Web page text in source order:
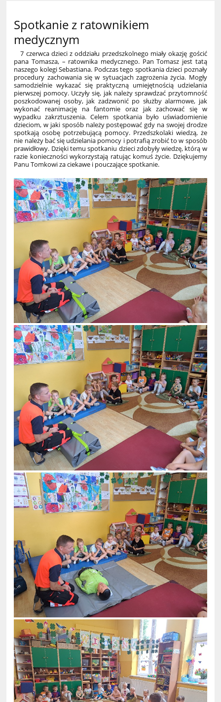
Spotkanie z ratownikiem
medycznym
7 czerwca dzieci z oddziału przedszkolnego miały okazję gościć
pana Tomasza, – ratownika medycznego. Pan Tomasz jest tatą
naszego kolegi Sebastiana. Podczas tego spotkania dzieci poznały
procedury zachowania się w sytuacjach zagrożenia życia. Mogły
samodzielnie wykazać się praktyczną umiejętnością udzielania
pierwszej pomocy. Uczyły się, jak należy sprawdzać przytomność
poszkodowanej osoby, jak zadzwonić po służby alarmowe, jak
wykonać reanimację na fantomie oraz jak zachować się w
wypadku zakrztuszenia. Celem spotkania było uświadomienie
dzieciom, w jaki sposób należy postępować gdy na swojej drodze
spotkają osobę potrzebującą pomocy. Przedszkolaki wiedzą, że
nie należy bać się udzielania pomocy i potrafią zrobić to w sposób
prawidłowy. Dzięki temu spotkaniu dzieci zdobyły wiedzę, którą w
razie konieczności wykorzystają ratując komuś życie. Dziękujemy
Panu Tomkowi za ciekawe i pouczające spotkanie.